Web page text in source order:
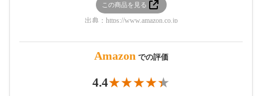
この商品を見る
出典： https://www.amazon.co.jp
Amazon での評価
4.4